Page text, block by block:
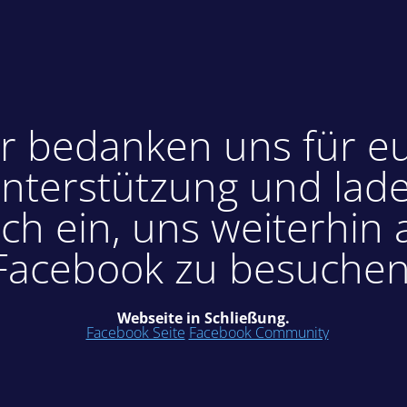
bedanken uns für
und
ein, uns weiterhin
zu
Webseite in Schließung.
Facebook Seite Facebook Community